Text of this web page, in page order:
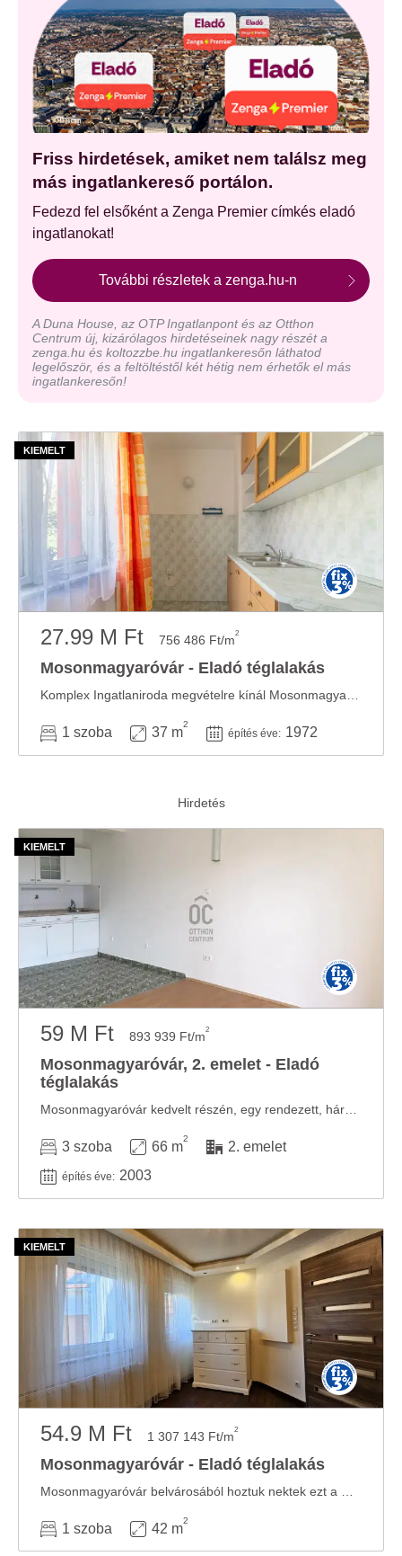
Friss hirdetések, amiket nem találsz meg
más ingatlankereső portálon.
Fedezd fel elsőként a Zenga Premier címkés eladó
ingatlanokat!
További részletek a zenga.hu-n
A Duna House, az OTP Ingatlanpont és az Otthon
Centrum új, kizárólagos hirdetéseinek nagy részét a
zenga.hu és koltozzbe.hu ingatlankeresőn láthatod
legelőször, és a feltöltéstől két hétig nem érhetők el más
ingatlankeresőn!
27.99 M Ft 756 486 Ft/m2
Mosonmagyaróvár - Eladó téglalakás
1 szoba 37 m
2
építés éve: 1972
59 M Ft 893 939 Ft/m2
Mosonmagyaróvár, 2. emelet - Eladó
téglalakás
3 szoba 66 m
2
2. emelet
építés éve: 2003
54.9 M Ft 1 307 143 Ft/m2
Mosonmagyaróvár - Eladó téglalakás
1 szoba 42 m
2